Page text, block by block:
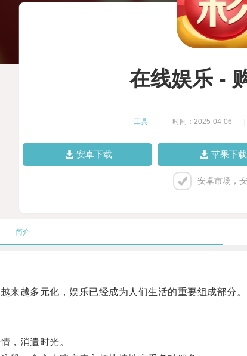
在线娱乐 -
工具 时间：2025-04-06
安卓下载 苹果下载
安卓市场，
简介
越多元化，娱乐已经成为人们生活的重要组成部分。
消遣时光。